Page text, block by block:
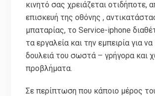
κινητό σας χρειάζεται οτιδήποτε,
επισκευή της οθόνης ,
μπαταρίας, το Service-iphone
τα εργαλεία και την εμπειρία για να
δουλειά του σωστά – γρήγορα και
προβλήματα.
Σε περίπτωση που κάποιο μέρος